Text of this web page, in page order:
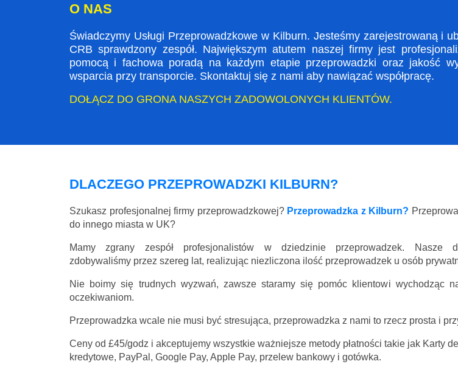
O NAS
Świadczymy Usługi Przeprowadzkowe w Kilburn. Jesteśmy zarejestrowaną i
CRB sprawdzony zespół. Największym atutem naszej firmy jest
pomocą i fachowa poradą na każdym etapie przeprowadzki oraz jakość
wsparcia przy transporcie. Skontaktuj się z nami aby nawiązać współpracę.
DOŁĄCZ DO GRONA NASZYCH ZADOWOLONYCH KLIENTÓW.
DLACZEGO PRZEPROWADZKI KILBURN?
Szukasz profesjonalnej firmy przeprowadzkowej? Przeprowadzka z Kilburn?
do innego miasta w UK?
Mamy zgrany zespół profesjonalistów w dziedzinie przeprowadzek. Nasze
zdobywaliśmy przez szereg lat, realizując niezliczona ilość przeprowadzek u osób
Nie boimy się trudnych wyzwań, zawsze staramy się pomóc klientowi wychodząc
oczekiwaniom.
Przeprowadzka wcale nie musi być stresująca, przeprowadzka z nami to rzecz prosta i
Ceny od £45/godz i akceptujemy wszystkie ważniejsze metody płatności takie jak Karty
kredytowe, PayPal, Google Pay, Apple Pay, przelew bankowy i gotówka.